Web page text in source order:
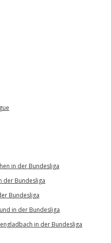
in der Bundesliga
der Bundesliga
Bundesliga
in der Bundesliga
in der Bundesliga